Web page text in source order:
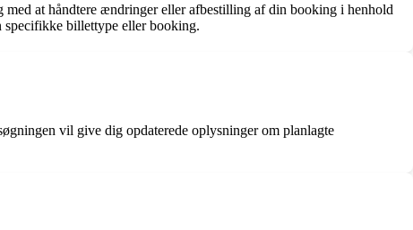
at håndtere ændringer eller afbestilling af din booking i henhold
billettype eller booking.
vil give dig opdaterede oplysninger om planlagte